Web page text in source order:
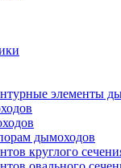
элементы
дымоходов
круглого